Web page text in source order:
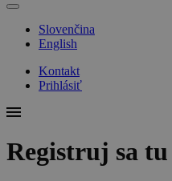
Slovenčina
English
Kontakt
Prihlásiť
Registruj sa tu